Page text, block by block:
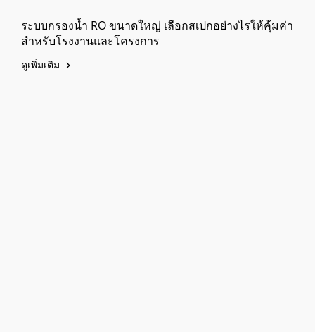
ระบบกรองน้ำ RO ขนาดใหญ่ เลือกสเปกอย่างไรให้คุ้มค่า
สำหรับโรงงานและโครงการ
ดูเพิ่มเติม